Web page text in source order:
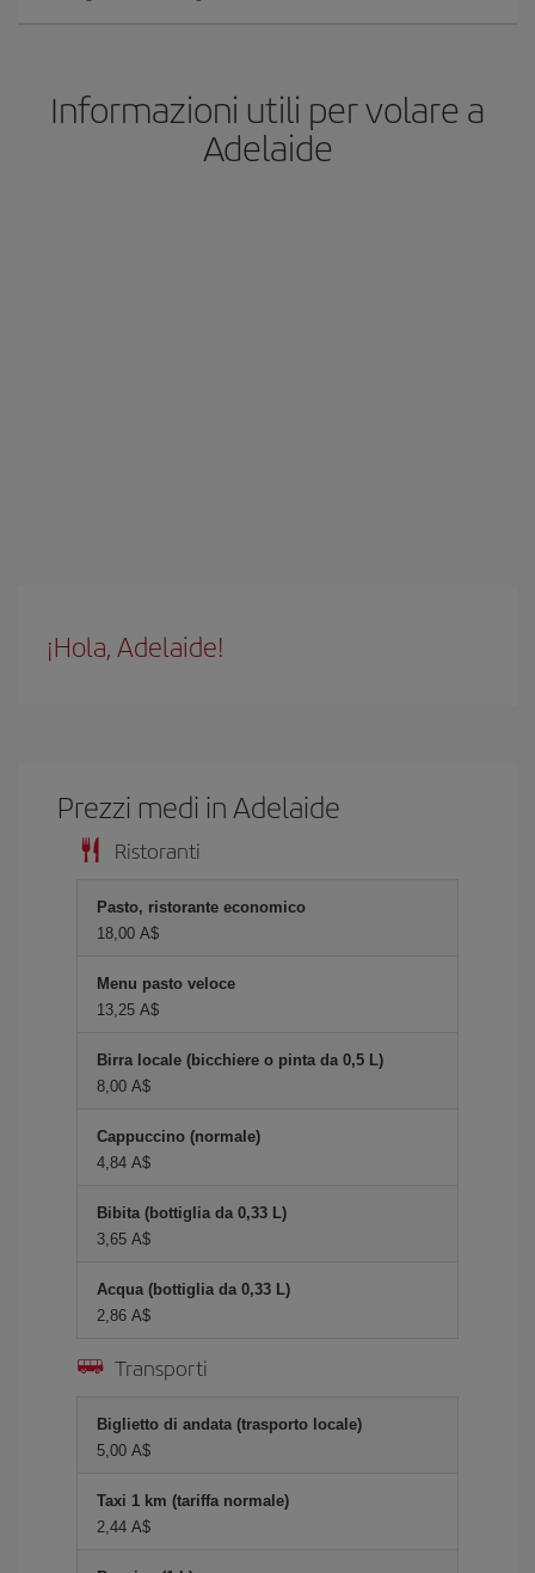
Informazioni utili per volare a
Adelaide
¡Hola, Adelaide!
Prezzi medi in Adelaide
Ristoranti
Pasto, ristorante economico
18,00 A$
Menu pasto veloce
13,25 A$
Birra locale (bicchiere o pinta da 0,5 L)
8,00 A$
Cappuccino (normale)
4,84 A$
Bibita (bottiglia da 0,33 L)
3,65 A$
Acqua (bottiglia da 0,33 L)
2,86 A$
Transporti
Biglietto di andata (trasporto locale)
5,00 A$
Taxi 1 km (tariffa normale)
2,44 A$